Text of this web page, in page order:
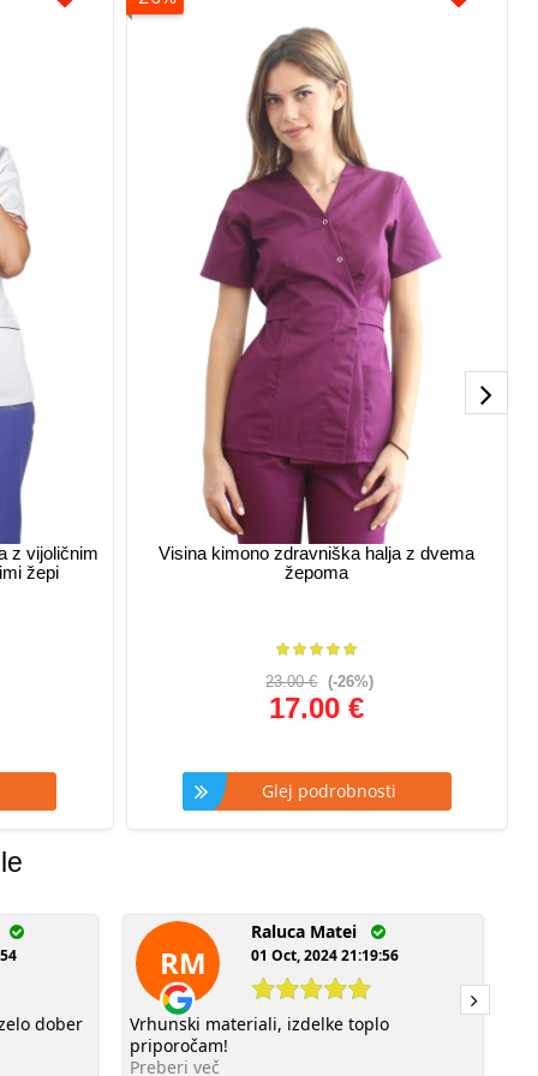
z vijoličnim
žepi
Visina kimono zdravniška halja z dvema
žepoma
23.00 € (-26%)
17.00 €
Glej podrobnosti
dober
RM
Raluca Matei
01 Oct, 2024 21:19:56
Vrhunski materiali, izdelke toplo
priporočam!
Preberi več